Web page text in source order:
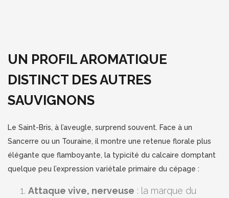
UN PROFIL AROMATIQUE
DISTINCT DES AUTRES
SAUVIGNONS
Le Saint-Bris, à l’aveugle, surprend souvent. Face à un
Sancerre ou un Touraine, il montre une retenue florale plus
élégante que flamboyante, la typicité du calcaire domptant
quelque peu l’expression variétale primaire du cépage :
Attaque vive, nerveuse : la marque du